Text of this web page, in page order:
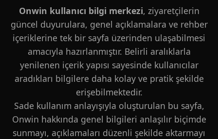
Onwin kullanıcı bilgi merkezi, ziyaretçilerin
güncel duyurulara, genel açıklamalara ve rehber
içeriklerine tek bir sayfa üzerinden ulaşabilmesi
amacıyla hazırlanmıştır. Belirli aralıklarla
yenilenen içerik yapısı sayesinde kullanıcılar
aradıkları bilgilere daha kolay ve pratik şekilde
erişebilmektedir.
Sade kullanım anlayışıyla oluşturulan bu sayfa,
Onwin hakkında genel bilgileri anlaşılır biçimde
sunmayı, açıklamaları düzenli şekilde aktarmayı